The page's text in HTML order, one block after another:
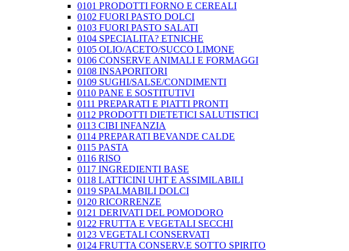
0101 PRODOTTI FORNO E CEREALI
0102 FUORI PASTO DOLCI
0103 FUORI PASTO SALATI
0104 SPECIALITA? ETNICHE
0105 OLIO/ACETO/SUCCO LIMONE
0106 CONSERVE ANIMALI E FORMAGGI
0108 INSAPORITORI
0109 SUGHI/SALSE/CONDIMENTI
0110 PANE E SOSTITUTIVI
0111 PREPARATI E PIATTI PRONTI
0112 PRODOTTI DIETETICI SALUTISTICI
0113 CIBI INFANZIA
0114 PREPARATI BEVANDE CALDE
0115 PASTA
0116 RISO
0117 INGREDIENTI BASE
0118 LATTICINI UHT E ASSIMILABILI
0119 SPALMABILI DOLCI
0120 RICORRENZE
0121 DERIVATI DEL POMODORO
0122 FRUTTA E VEGETALI SECCHI
0123 VEGETALI CONSERVATI
0124 FRUTTA CONSERV.E SOTTO SPIRITO